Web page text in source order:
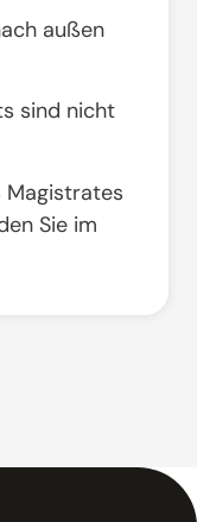
außen
sind nicht
Magistrates
Sie im